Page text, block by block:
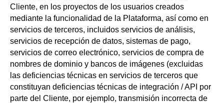
Cliente, en los proyectos de los usuarios creados
mediante la funcionalidad de la Plataforma, así como en
servicios de terceros, incluidos servicios de análisis,
servicios de recepción de datos, sistemas de pago,
servicios de correo electrónico, servicios de compra de
nombres de dominio y bancos de imágenes (excluidas
las deficiencias técnicas en servicios de terceros que
constituyan deficiencias técnicas de integración / API por
parte del Cliente, por ejemplo, transmisión incorrecta de